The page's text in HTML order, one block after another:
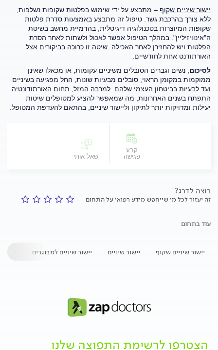
יישור שיניים שקוף – מתבצע על ידי שימוש בפלטות שקופות נשלפות,
ללא צורך בהרכבת גשר. טיפול זה מתבצע באמצעות סדרת פלטות
שקופות המיוצרות בטכנולוגיה דיגיטלית, בהדמיית מחשב בשיטת
ה"אינוויזיליין". במהלך הטיפול אפשר לאכול ולשתות לאחר הסרת
הפלטות ויש להחזירן לאחר האכילה. שיטה זו כרוכה בביקורים אצל
האורתודנט אחת לחודשיים.
לסיכום , נשים וגברים הסובלים משיניים עקומות, או מכאלו שאינן
ממוקמות במקומן הראוי, סובלים מבעיות שונות, החל מפגיעה בשיניים
ועד לבעיות בביטחון העצמי שלהם. למרבה המזל, תחום האורתודונטיה
התפתח בשנים האחרונות, מה שמאפשר להציע למטופלים שיטות
יעילות ומדויקות יותר לתיקון וליישור שיניים, בהתאם להעדפת המטופל.
קבע
פגישה
שאל אותי
רוצה לדרג?
זה יעזור לכל מי שייחפש מידע רפואי על התחום
עוד בתחום
יישור שיניים שקוף יישור שיניים יישור שיניים למבוגרים
הצטרפו לרשימת התפוצה שלנו